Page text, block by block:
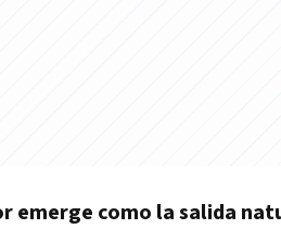
emerge como la salida